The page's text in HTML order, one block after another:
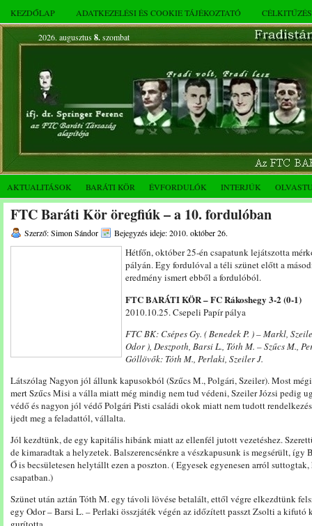
KEZDŐLAP ADATKEZELÉSI ÉS COOKIE TÁJÉKOZTATÓ
2026. augusztus 8.szombat
AKTUALITÁSOK BARÁTI KÖR ÉVFORDULÓK INTERJÚK
FTC Baráti Kör öregfiúk – a 10. fordulóban
Szerző: Simon Sándor Bejegyzés ideje: 2010. október 26.
Hétfőn, október 25-én csapatunk lejátszotta
pályán. Egy fordulóval a téli szünet előtt a
eredmény ismert ebből a fordulóból.
FTC BARÁTI KÖR – FC Rákoshegy 3-2 (0-1)
2010.10.25. Csepeli Papír pálya
FTC BK: Csépes Gy. ( Benedek P. ) – Markl,
Odor ), Deszpoth, Barsi L., Tóth M. – Szűcs M.,
Góllövők: Tóth M., Perlaki, Szeiler J.
Látszólag Nagyon jól állunk kapusokból (Szűcs M., Polgári, Szeiler). Most
mert Szűcs Misi a válla miatt még mindig nem tud védeni, Szeiler Józsi pedig
védő és nagyon jól védő Polgári Pisti családi okok miatt nem tudott
ijedt meg a feladattól, vállalta.
Jól kezdtünk, de egy kapitális hibánk miatt az ellenfél jutott vezetéshez.
de kimaradtak a helyzetek. Balszerencsénkre a vészkapusunk is megsérült,
Ő is becsületesen helytállt ezen a poszton. ( Egyesek egyenesen arról
csapatban.)
Szünet után aztán Tóth M. egy távoli lövése betalált, ettől végre elkezdtünk
egy Odor – Barsi L. – Perlaki összjáték végén az időzített passzt Zsolti a kifutó